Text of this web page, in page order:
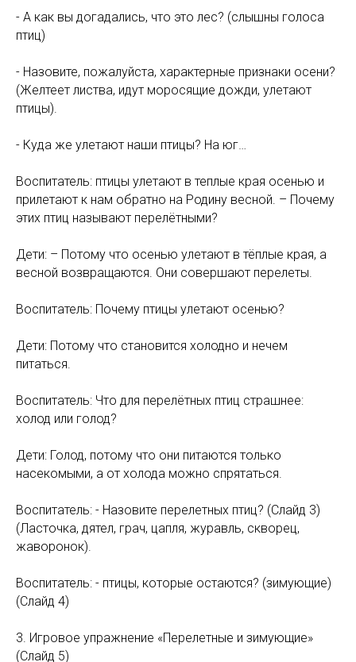
- А как вы догадались, что это лес? (слышны голоса
птиц)
- Назовите, пожалуйста, характерные признаки осени?
(Желтеет листва, идут моросящие дожди, улетают
птицы).
- Куда же улетают наши птицы? На юг…
Воспитатель: птицы улетают в теплые края осенью и
прилетают к нам обратно на Родину весной. – Почему
этих птиц называют перелётными?
Дети: – Потому что осенью улетают в тёплые края, а
весной возвращаются. Они совершают перелеты.
Воспитатель: Почему птицы улетают осенью?
Дети: Потому что становится холодно и нечем
питаться.
Воспитатель: Что для перелётных птиц страшнее:
холод или голод?
Дети: Голод, потому что они питаются только
насекомыми, а от холода можно спрятаться.
Воспитатель: - Назовите перелетных птиц? (Слайд 3)
(Ласточка, дятел, грач, цапля, журавль, скворец,
жаворонок).
Воспитатель: - птицы, которые остаются? (зимующие)
(Слайд 4)
3. Игровое упражнение «Перелетные и зимующие»
(Слайд 5)